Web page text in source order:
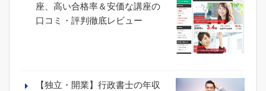
座、高い合格率＆安価な講座の
口コミ・評判徹底レビュー
【独立・開業】行政書士の年収